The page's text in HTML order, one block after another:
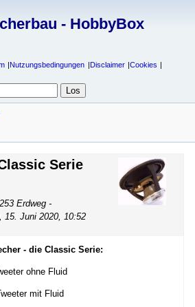
- HobbyBox
Nutzungsbedingungen Disclaimer
Cookies
Serie
Erdweg -
15. Juni 2020, 10:52
- die Classic Serie:
ohne Fluid
mit Fluid